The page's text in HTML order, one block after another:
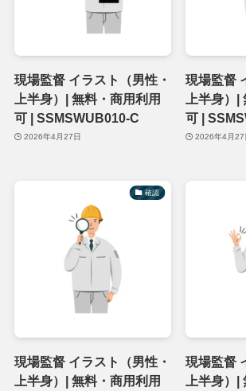
現場監督 イラスト（男性・
上半身）| 無料・商用利用
可 | SSMSWUB010-C
2026年4月27日
現場監督
上半身）
可 |
2026年4月27
確認
現場監督 イラスト（男性・
上半身）| 無料・商用利用
現場監督
上半身）